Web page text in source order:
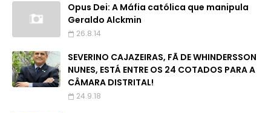
Opus Dei: A Máfia católica que manipula
Geraldo Alckmin
26.8.14
SEVERINO CAJAZEIRAS, FÃ DE WHINDERSSON
NUNES, ESTÁ ENTRE OS 24 COTADOS PARA A
CÂMARA DISTRITAL!
24.9.18